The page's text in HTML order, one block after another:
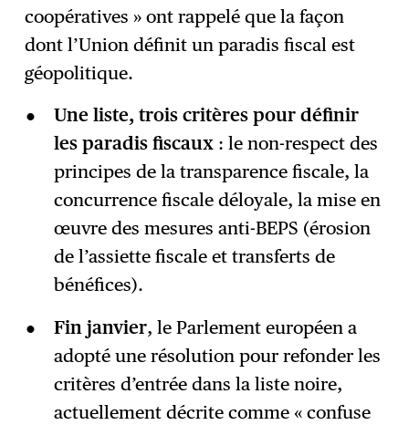
coopératives » ont rappelé que la façon
dont l’Union définit un paradis fiscal est
géopolitique.
Une liste, trois critères pour définir
les paradis fiscaux: le non-respect des
principes de la transparence fiscale, la
concurrence fiscale déloyale, la mise en
œuvre des mesures anti-BEPS (érosion
de l’assiette fiscale et transferts de
bénéfices).
Fin janvier, le Parlement européen a
adopté une résolution pour refonder les
critères d’entrée dans la liste noire,
actuellement décrite comme « confuse